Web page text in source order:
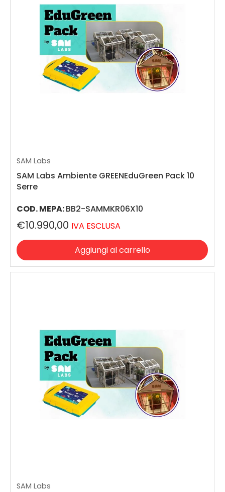
SAM Labs
SAM Labs Ambiente GREENEduGreen Pack 10
Serre
COD. MEPA:BB2-SAMMKR06X10
€10.990,00 IVA ESCLUSA
Aggiungi al carrello
SAM Labs